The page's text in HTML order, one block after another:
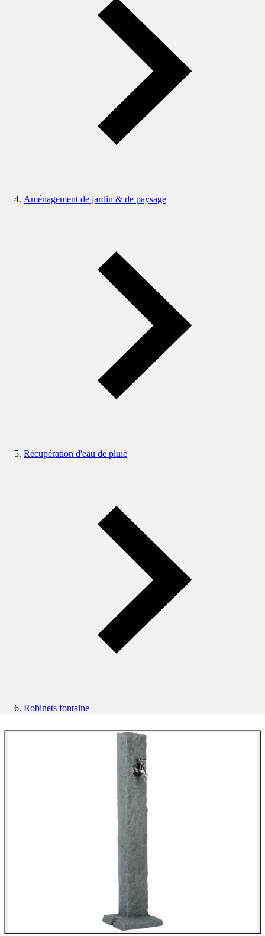
Aménagement de jardin & de paysage
Récupération d'eau de pluie
Robinets fontaine